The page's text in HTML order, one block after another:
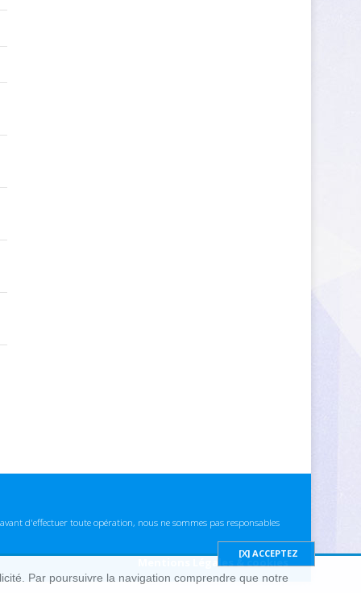
d'effectuer toute opération, nous ne sommes pas responsables
Mentions Légales & cookies
Par poursuivre la navigation comprendre que notre